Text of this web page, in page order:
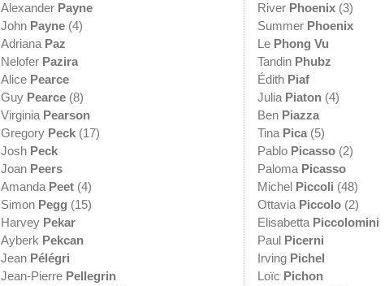
Alexander Payne
John Payne (4)
Adriana Paz
Nelofer Pazira
Alice Pearce
Guy Pearce (8)
Virginia Pearson
Gregory Peck (17)
Josh Peck
Joan Peers
Amanda Peet (4)
Simon Pegg (15)
Harvey Pekar
Ayberk Pekcan
Jean Pélégri
Jean-Pierre Pellegrin
River Phoenix (3)
Summer Phoenix
Le Phong Vu
Tandin Phubz
Édith Piaf
Julia Piaton (4)
Ben Piazza
Tina Pica (5)
Pablo Picasso (2)
Paloma Picasso
Michel Piccoli (48)
Ottavia Piccolo (2)
Elisabetta Piccolomini
Paul Picerni
Irving Pichel
Loïc Pichon